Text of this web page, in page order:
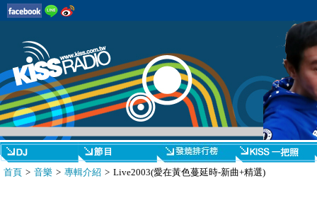
首頁 > 音樂 > 專輯介紹 > Live2003(愛在黃色蔓延時-新曲+精選)